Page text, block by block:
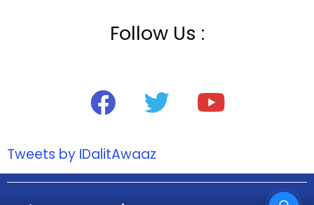
Follow Us :
Tweets by IDalitAwaaz